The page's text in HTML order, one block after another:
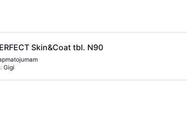
Skin&Coat tbl. N90
Gigi